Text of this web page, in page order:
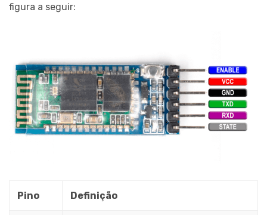
figura a seguir:
Pino Definição